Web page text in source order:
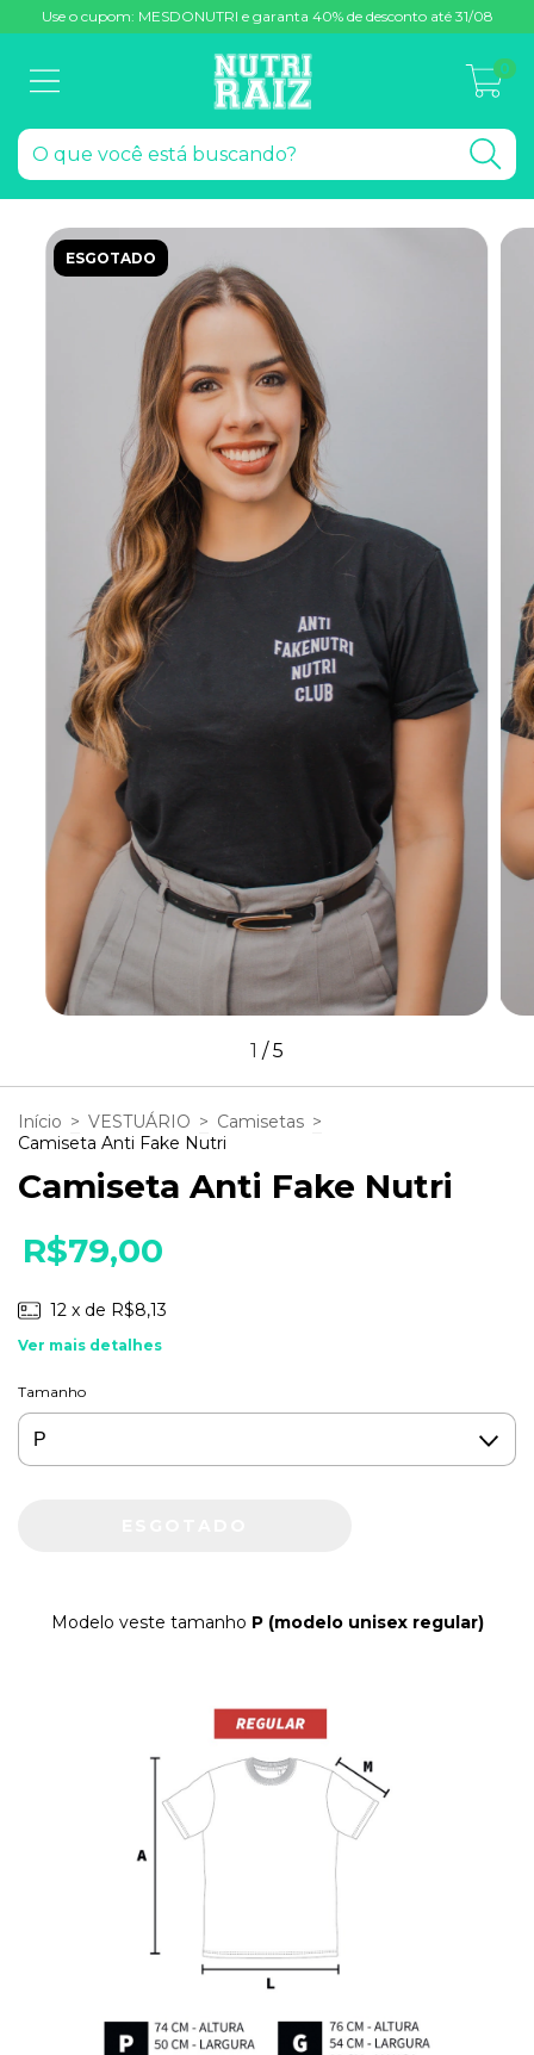
Use o cupom: MESDONUTRI e garanta 40% de desconto até 31/08
0
ESGOTADO
1 /5
Início > VESTUÁRIO > Camisetas >
Camiseta Anti Fake Nutri
Camiseta Anti Fake Nutri
R$79,00
12 x de R$8,13
Ver mais detalhes
Tamanho
Modelo veste tamanho P (modelo unisex regular)